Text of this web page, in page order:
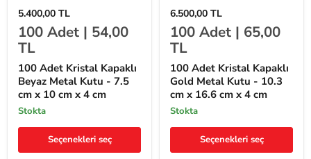
100
Adet
Kristal
Kapaklı
Beyaz
Metal
Kutu
7.5
cm
x
10
x
5.400,00 TL
100 Adet | 54,00
TL
100 Adet Kristal Kapaklı
Beyaz Metal Kutu - 7.5
cm x 10 cm x 4 cm
stokta
Seçenekleri seç
100
Adet
Kristal
Kapaklı
Gold
Metal
Kutu
-
10.3
cm
x
16.6
x
6.500,00 TL
100 Adet | 65,00
TL
100 Adet Kristal Kapaklı
Gold Metal Kutu - 10.3
cm x 16.6 cm x 4 cm
stokta
Seçenekleri seç